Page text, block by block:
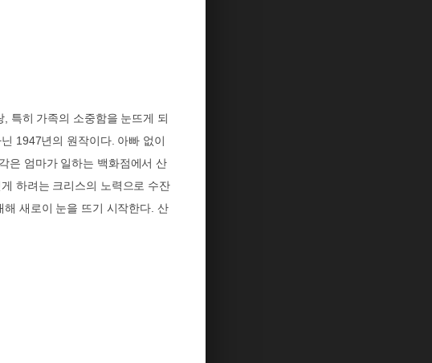
, 특히 가족의 소중함을 눈뜨게 되
1947년의 원작이다. 아빠 없이
은 엄마가 일하는 백화점에서 산
하려는 크리스의 노력으로 수잔
해 새로이 눈을 뜨기 시작한다. 산